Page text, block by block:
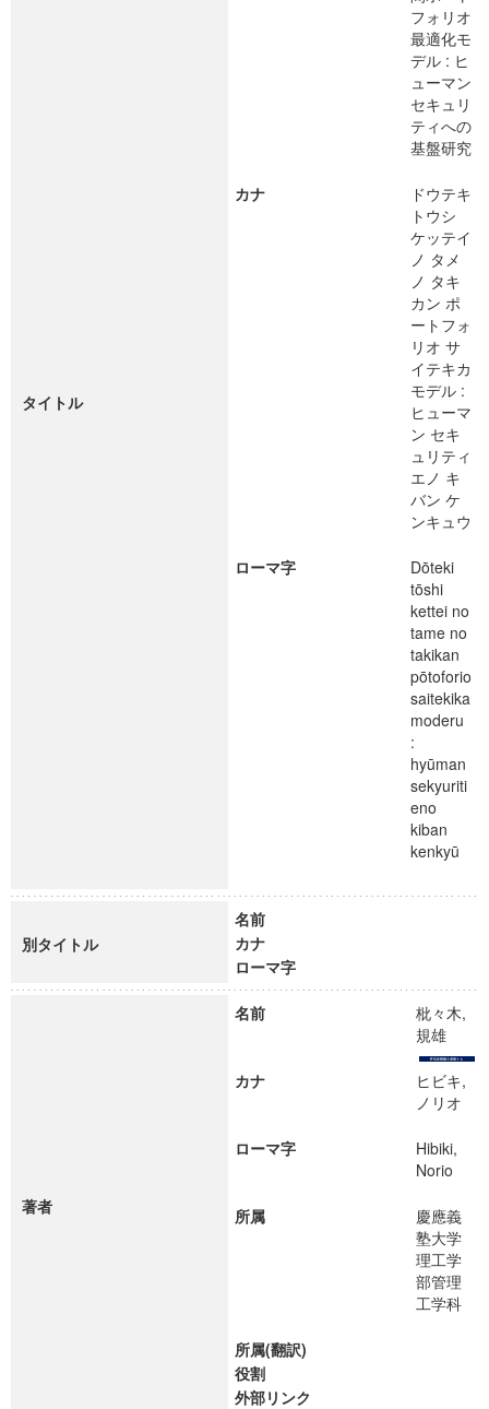
タイトル
フォリオ
最適化モ
デル : ヒ
ューマン
セキュリ
ティへの
基盤研究
カナ
ドウテキ
トウシ
ケッテイ
ノ タメ
ノ タキ
カン ポ
ートフォ
リオ サ
イテキカ
モデル :
ヒューマ
ン セキ
ュリティ
エノ キ
バン ケ
ンキュウ
ローマ字
Dōteki
tōshi
kettei no
tame no
takikan
pōtoforio
saitekika
moderu
:
hyūman
sekyuriti
eno
kiban
kenkyū
別タイトル
名前
カナ
ローマ字
著者
名前
枇々木,
規雄
カナ
ヒビキ,
ノリオ
ローマ字
Hibiki,
Norio
所属
慶應義
塾大学
理工学
部管理
工学科
所属(翻訳)
役割
外部リンク